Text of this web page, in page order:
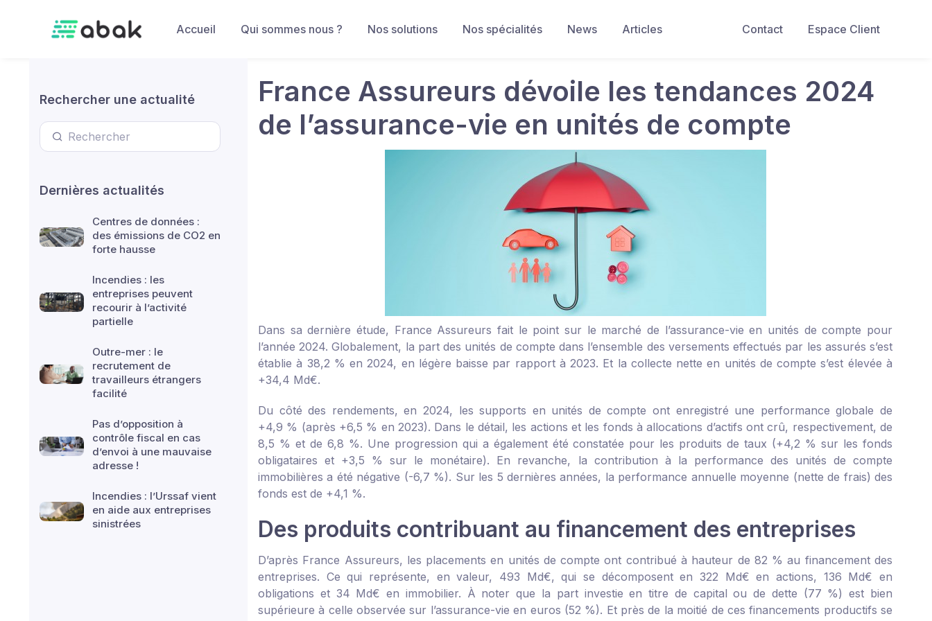
Contact
Espace Client
Accueil Qui sommes nous ? Nos solutions Nos spécialités News Articles
Rechercher une actualité
Dernières actualités
Centres de données :
des émissions de CO2 en
forte hausse
Incendies : les
entreprises peuvent
recourir à l’activité
partielle
Outre-mer : le
recrutement de
travailleurs étrangers
facilité
Pas d’opposition à
contrôle fiscal en cas
d’envoi à une mauvaise
adresse !
Incendies : l’Urssaf vient
en aide aux entreprises
sinistrées
France Assureurs dévoile les tendances 2024
de l’assurance-vie en unités de compte
Dans sa dernière étude, France Assureurs fait le point sur le marché de l’assurance-vie en unités de compte pour
l’année 2024. Globalement, la part des unités de compte dans l’ensemble des versements effectués par les assurés s’est
établie à 38,2 % en 2024, en légère baisse par rapport à 2023. Et la collecte nette en unités de compte s’est élevée à
+34,4 Md€.
Du côté des rendements, en 2024, les supports en unités de compte ont enregistré une performance globale de
+4,9 % (après +6,5 % en 2023). Dans le détail, les actions et les fonds à allocations d’actifs ont crû, respectivement, de
8,5 % et de 6,8 %. Une progression qui a également été constatée pour les produits de taux (+4,2 % sur les fonds
obligataires et +3,5 % sur le monétaire). En revanche, la contribution à la performance des unités de compte
immobilières a été négative (-6,7 %). Sur les 5 dernières années, la performance annuelle moyenne (nette de frais) des
fonds est de +4,1 %.
Des produits contribuant au financement des entreprises
D’après France Assureurs, les placements en unités de compte ont contribué à hauteur de 82 % au financement des
entreprises. Ce qui représente, en valeur, 493 Md€, qui se décomposent en 322 Md€ en actions, 136 Md€ en
obligations et 34 Md€ en immobilier. À noter que la part investie en titre de capital ou de dette (77 %) est bien
supérieure à celle observée sur l’assurance-vie en euros (52 %). Et près de la moitié de ces financements productifs se